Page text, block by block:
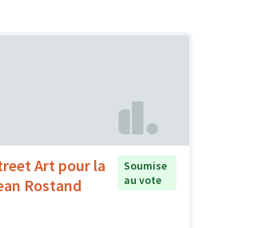
Art pour la
Rostand
Soumise
au vote